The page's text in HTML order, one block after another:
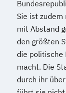
Sie ist
mit Abstand
den größten
die politische
macht. Die
durch ihr